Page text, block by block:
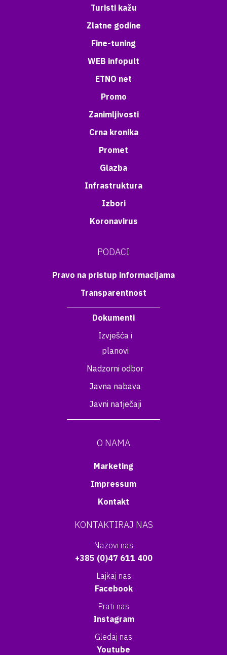
Turisti kažu
Zlatne godine
Fine-tuning
WEB infopult
ETNO net
Promo
Zanimljivosti
Crna kronika
Promet
Glazba
Infrastruktura
Izbori
Koronavirus
PODACI
Pravo na pristup informacijama
Transparentnost
Dokumenti
Izvješća i
planovi
Nadzorni odbor
Javna nabava
Javni natječaji
O NAMA
Marketing
Impressum
Kontakt
KONTAKTIRAJ NAS
Nazovi nas
+385 (0)47 611 400
Lajkaj nas
Facebook
Prati nas
Instagram
Gledaj nas
Youtube